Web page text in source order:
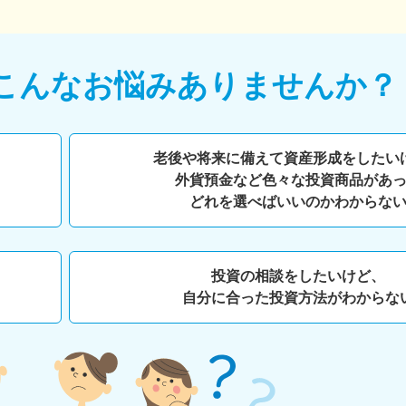
んなお悩みありませんか？
老後や将来に備えて資産形成をしたい
外貨預金など色々な投資商品があ
どれを選べばいいのかわからない
投資の相談をしたいけど、
自分に合った投資方法がわからな